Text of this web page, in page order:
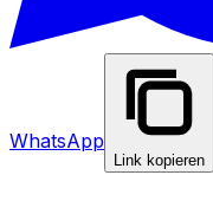
WhatsApp
Link kopieren